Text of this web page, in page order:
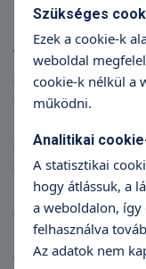
laboratóriumok,
hogy a
TritonLabs a
számos, eddig
elvégzését ajánlja
szakmai
és az összes
használata
a laboratóriumi
Példaként
diagnosztikai
Szükséges
Ezek a cookie-k
weboldal
cookie-k nélkül a
működni.
Analitikai
A statisztikai
hogy átlássuk, a
a weboldalon, így
felhasználva
Az adatok nem